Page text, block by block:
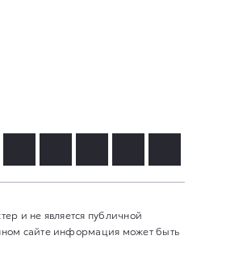
и не является публичной
сайте информация может быть